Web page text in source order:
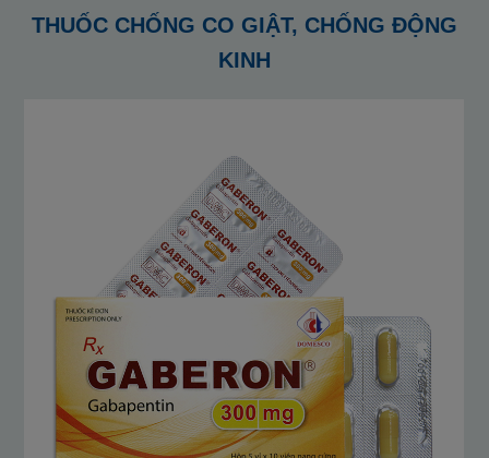
THUỐC CHỐNG CO GIẬT, CHỐNG ĐỘNG
KINH